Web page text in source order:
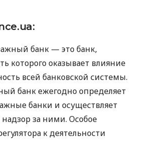
банк — это банк,
которого оказывает влияние
всей банковской системы.
банк ежегодно определяет
банки и осуществляет
за ними. Особое
к деятельности